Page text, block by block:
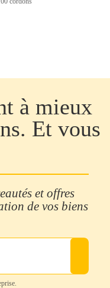
à mieux
Et vous
et offres
de vos biens